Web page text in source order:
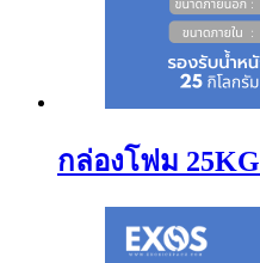
กล่องโฟม